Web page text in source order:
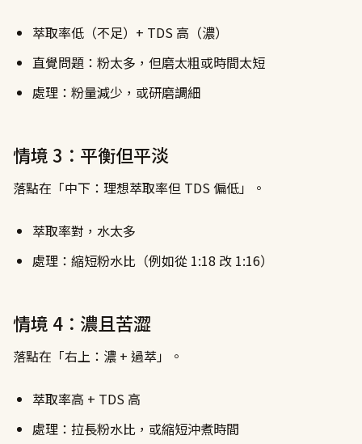
萃取率低（不足）+ TDS 高（濃）
直覺問題：粉太多，但磨太粗或時間太短
處理：粉量減少，或研磨調細
情境 3：平衡但平淡
落點在「中下：理想萃取率但 TDS 偏低」。
萃取率對，水太多
處理：縮短粉水比（例如從 1:18 改 1:16）
情境 4：濃且苦澀
落點在「右上：濃 + 過萃」。
萃取率高 + TDS 高
處理：拉長粉水比，或縮短沖煮時間